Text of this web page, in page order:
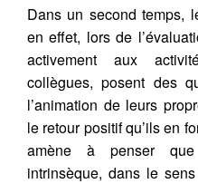
Dans un second temps,
en effet, lors de
activement aux
collègues, posent des
l’animation de leurs
le retour positif qu’ils en
amène à penser
intrinsèque, dans le